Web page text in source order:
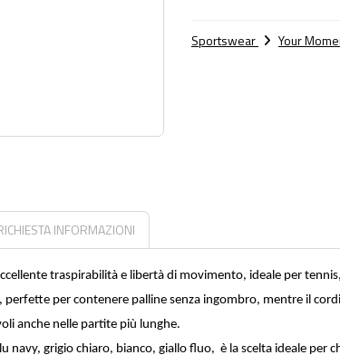
Sportswear Your
INFORMAZIONI
traspirabilità e libertà di movimento, ideale per
per contenere palline senza ingombro, mentre il
anche nelle partite più lunghe.
navy, grigio chiaro, bianco, giallo fluo, è la scelta ideale